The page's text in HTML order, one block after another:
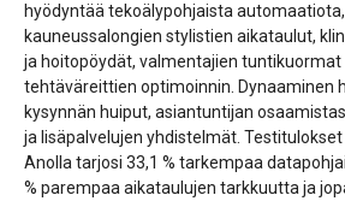
hyödyntää tekoälypohjaista
kauneussalongien stylistien aikataulut,
ja hoitopöydät, valmentajien
tehtäväreittien optimoinnin. Dynaaminen
kysynnän huiput, asiantuntijan
ja lisäpalvelujen yhdistelmät.
Anolla tarjosi 33,1 % tarkempaa
% parempaa aikataulujen tarkkuutta ja